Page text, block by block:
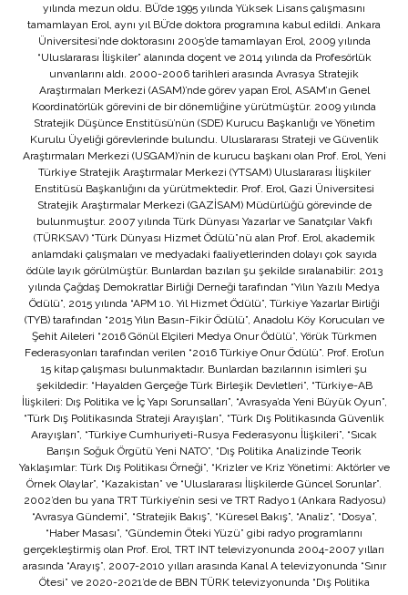
yılında mezun oldu. BÜ’de 1995 yılında Yüksek Lisans çalışmasını
tamamlayan Erol, aynı yıl BÜ’de doktora programına kabul edildi. Ankara
Üniversitesi’nde doktorasını 2005’de tamamlayan Erol, 2009 yılında
“Uluslararası İlişkiler” alanında doçent ve 2014 yılında da Profesörlük
unvanlarını aldı. 2000-2006 tarihleri arasında Avrasya Stratejik
Araştırmaları Merkezi (ASAM)’nde görev yapan Erol, ASAM’ın Genel
Koordinatörlük görevini de bir dönemliğine yürütmüştür. 2009 yılında
Stratejik Düşünce Enstitüsü’nün (SDE) Kurucu Başkanlığı ve Yönetim
Kurulu Üyeliği görevlerinde bulundu. Uluslararası Strateji ve Güvenlik
Araştırmaları Merkezi (USGAM)’nin de kurucu başkanı olan Prof. Erol, Yeni
Türkiye Stratejik Araştırmalar Merkezi (YTSAM) Uluslararası İlişkiler
Enstitüsü Başkanlığını da yürütmektedir. Prof. Erol, Gazi Üniversitesi
Stratejik Araştırmalar Merkezi (GAZİSAM) Müdürlüğü görevinde de
bulunmuştur. 2007 yılında Türk Dünyası Yazarlar ve Sanatçılar Vakfı
(TÜRKSAV) “Türk Dünyası Hizmet Ödülü”nü alan Prof. Erol, akademik
anlamdaki çalışmaları ve medyadaki faaliyetlerinden dolayı çok sayıda
ödüle layık görülmüştür. Bunlardan bazıları şu şekilde sıralanabilir: 2013
yılında Çağdaş Demokratlar Birliği Derneği tarafından “Yılın Yazılı Medya
Ödülü”, 2015 yılında “APM 10. Yıl Hizmet Ödülü”, Türkiye Yazarlar Birliği
(TYB) tarafından “2015 Yılın Basın-Fikir Ödülü”, Anadolu Köy Korucuları ve
Şehit Aileleri “2016 Gönül Elçileri Medya Onur Ödülü”, Yörük Türkmen
Federasyonları tarafından verilen “2016 Türkiye Onur Ödülü”. Prof. Erol’un
15 kitap çalışması bulunmaktadır. Bunlardan bazılarının isimleri şu
şekildedir: “Hayalden Gerçeğe Türk Birleşik Devletleri”, “Türkiye-AB
İlişkileri: Dış Politika ve İç Yapı Sorunsalları”, “Avrasya’da Yeni Büyük Oyun”,
“Türk Dış Politikasında Strateji Arayışları”, “Türk Dış Politikasında Güvenlik
Arayışları”, “Türkiye Cumhuriyeti-Rusya Federasyonu İlişkileri”, “Sıcak
Barışın Soğuk Örgütü Yeni NATO”, “Dış Politika Analizinde Teorik
Yaklaşımlar: Türk Dış Politikası Örneği”, “Krizler ve Kriz Yönetimi: Aktörler ve
Örnek Olaylar”, “Kazakistan” ve “Uluslararası İlişkilerde Güncel Sorunlar”.
2002’den bu yana TRT Türkiye’nin sesi ve TRT Radyo 1 (Ankara Radyosu)
“Avrasya Gündemi”, “Stratejik Bakış”, “Küresel Bakış”, “Analiz”, “Dosya”,
“Haber Masası”, “Gündemin Öteki Yüzü” gibi radyo programlarını
gerçekleştirmiş olan Prof. Erol, TRT INT televizyonunda 2004-2007 yılları
arasında “Arayış”, 2007-2010 yılları arasında Kanal A televizyonunda “Sınır
Ötesi” ve 2020-2021’de de BBN TÜRK televizyonunda “Dış Politika